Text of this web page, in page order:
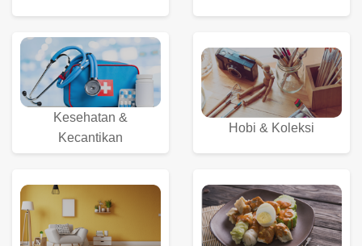
Kesehatan &
Kecantikan
Hobi & Koleksi